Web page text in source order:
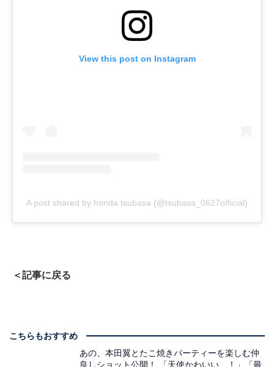
View this post on Instagram
A post shared by honda tsubasa (@tsubasa_0627official)
＜記事に戻る
こちらもおすすめ
あの、本田翼とたこ焼きパーティーを楽しむ仲
良しショット公開！ 「天使かわいい、！」「最